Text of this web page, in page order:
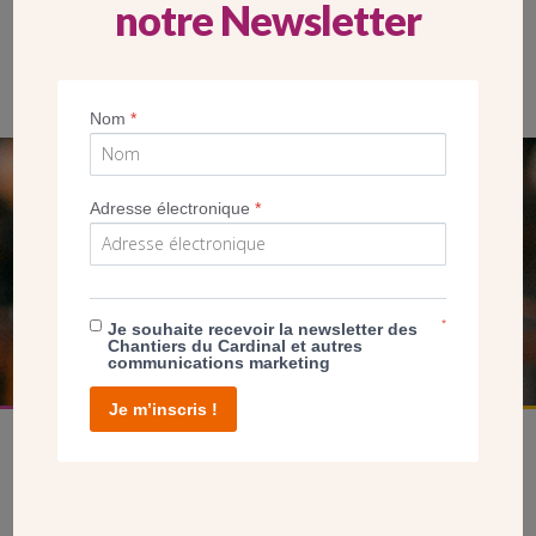
NOUS PERMET D’AGIR
FAIRE UN DON
notre Newsletter
Nom*
Adresse électronique*
Je souhaite recevoir la newsletter des
Chantiers du Cardinal et autres
communications marketing
*
Je m’inscris !